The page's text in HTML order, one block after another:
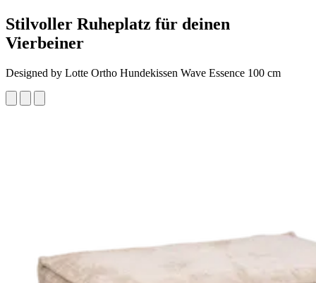
Stilvoller Ruheplatz für deinen
Vierbeiner
Designed by Lotte Ortho Hundekissen Wave Essence 100 cm